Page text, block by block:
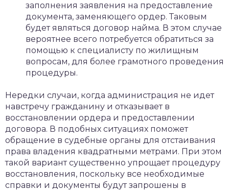
заполнения заявления на предоставление
документа, заменяющего ордер. Таковым
будет являться договор найма. В этом случае
вероятнее всего потребуется обратиться за
помощью к специалисту по жилищным
вопросам, для более грамотного проведения
процедуры.
Нередки случаи, когда администрация не идет
навстречу гражданину и отказывает в
восстановлении ордера и предоставлении
договора. В подобных ситуациях поможет
обращение в судебные органы для отстаивания
права владения квадратными метрами. При этом
такой вариант существенно упрощает процедуру
восстановления, поскольку все необходимые
справки и документы будут запрошены в